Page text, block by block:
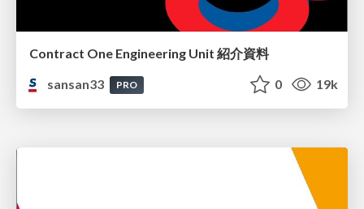
Contract One Engineering Unit 紹介資料
sansan33
PRO 0 19k